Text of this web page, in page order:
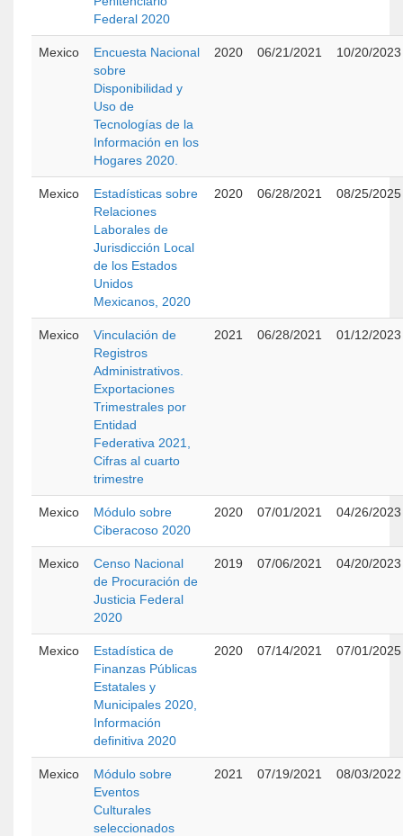
Federal 2020
Mexico
Encuesta Nacional
sobre
Disponibilidad y
Uso de
Tecnologías de la
Información en los
Hogares 2020.
2020 06/21/2021 10/20/2023
Mexico
Estadísticas sobre
Relaciones
Laborales de
Jurisdicción Local
de los Estados
Unidos
Mexicanos, 2020
2020 06/28/2021 08/25/2025
Mexico
Vinculación de
Registros
Administrativos.
Exportaciones
Trimestrales por
Entidad
Federativa 2021,
Cifras al cuarto
trimestre
2021 06/28/2021 01/12/2023
Mexico
Módulo sobre
Ciberacoso 2020
2020 07/01/2021 04/26/2023
Mexico
Censo Nacional
de Procuración de
Justicia Federal
2020
2019 07/06/2021 04/20/2023
Mexico
Estadística de
Finanzas Públicas
Estatales y
Municipales 2020,
Información
definitiva 2020
2020 07/14/2021 07/01/2025
Mexico
Módulo sobre
Eventos
Culturales
seleccionados
2021 07/19/2021 08/03/2022